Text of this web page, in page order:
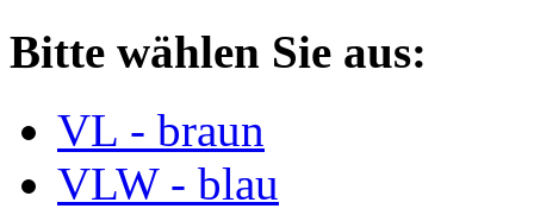
Bitte wählen Sie aus:
VL - braun
VLW - blau